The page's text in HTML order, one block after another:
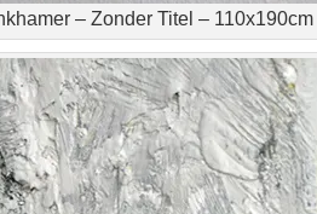
– Zonder Titel –